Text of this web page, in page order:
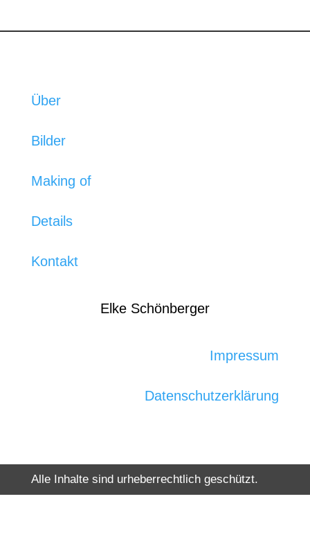
Über
Bilder
Making of
Details
Kontakt
Elke Schönberger
Impressum
Datenschutzerklärung
Alle Inhalte sind urheberrechtlich geschützt.